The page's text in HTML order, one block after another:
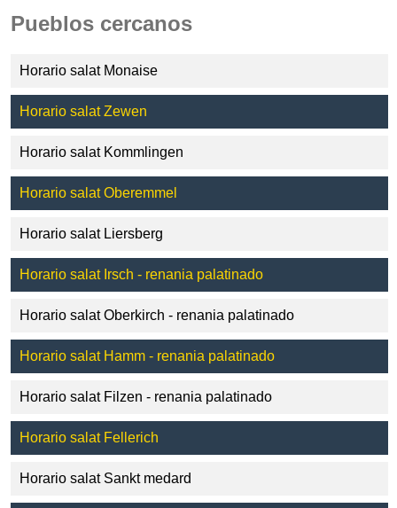
Pueblos cercanos
Horario salat Monaise
Horario salat Zewen
Horario salat Kommlingen
Horario salat Oberemmel
Horario salat Liersberg
Horario salat Irsch - renania palatinado
Horario salat Oberkirch - renania palatinado
Horario salat Hamm - renania palatinado
Horario salat Filzen - renania palatinado
Horario salat Fellerich
Horario salat Sankt medard